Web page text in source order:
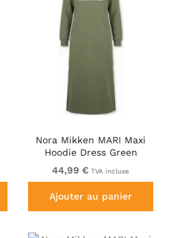
Nora Mikken MARI Maxi
Hoodie Dress Green
44,99 € TVA incluse
Ajouter au panier